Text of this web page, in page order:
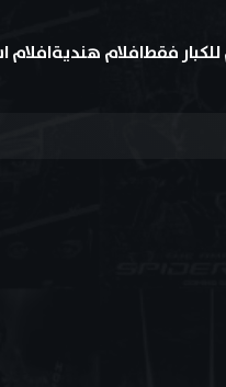
للكبار فقطافلام هنديةافلام